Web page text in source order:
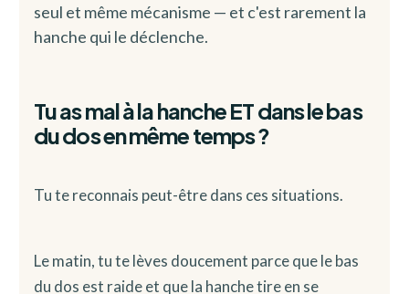
seul et même mécanisme — et c'est rarement la
hanche qui le déclenche.
Tu as mal à la hanche ET dans le bas
du dos en même temps ?
Tu te reconnais peut-être dans ces situations.
Le matin, tu te lèves doucement parce que le bas
du dos est raide et que la hanche tire en se